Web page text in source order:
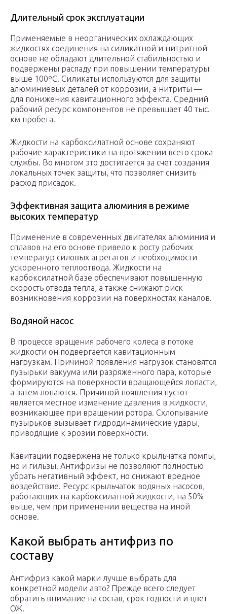
Длительный срок эксплуатации
Применяемые в неорганических охлаждающих
жидкостях соединения на силикатной и нитритной
основе не обладают длительной стабильностью и
подвержены распаду при повышении температуры
выше 100ºС. Силикаты используются для защиты
алюминиевых деталей от коррозии, а нитриты —
для понижения кавитационного эффекта. Средний
рабочий ресурс компонентов не превышает 40 тыс.
км пробега.
Жидкости на карбоксилатной основе сохраняют
рабочие характеристики на протяжении всего срока
службы. Во многом это достигается за счет создания
локальных точек защиты, что позволяет снизить
расход присадок.
Эффективная защита алюминия в режиме
высоких температур
Применение в современных двигателях алюминия и
сплавов на его основе привело к росту рабочих
температур силовых агрегатов и необходимости
ускоренного теплоотвода. Жидкости на
карбоксилатной базе обеспечивают повышенную
скорость отвода тепла, а также снижают риск
возникновения коррозии на поверхностях каналов.
Водяной насос
В процессе вращения рабочего колеса в потоке
жидкости он подвергается кавитационным
нагрузкам. Причиной появления нагрузок становятся
пузырьки вакуума или разряженного пара, которые
формируются на поверхности вращающейся лопасти,
а затем лопаются. Причиной появления пустот
является местное изменение давления в жидкости,
возникающее при вращении ротора. Схлопывание
пузырьков вызывает гидродинамические удары,
приводящие к эрозии поверхности.
Кавитации подвержена не только крыльчатка помпы,
но и гильзы. Антифризы не позволяют полностью
убрать негативный эффект, но снижают вредное
воздействие. Ресурс крыльчаток водяных насосов,
работающих на карбоксилатной жидкости, на 50%
выше, чем при применении вещества на иной
основе.
Какой выбрать антифриз по
составу
Антифриз какой марки лучше выбрать для
конкретной модели авто? Прежде всего следует
обратить внимание на состав, срок годности и цвет
ОЖ.